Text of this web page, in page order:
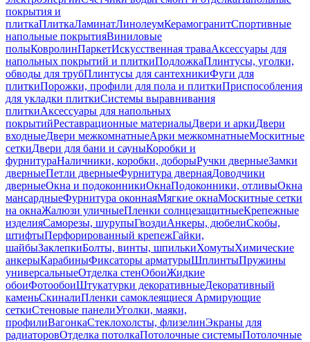
покрытия и
плиткаПлиткаЛаминатЛинолеумКерамогранитСпортивные
напольные покрытияВиниловые
полыКовролинПаркетИскусственная траваАксессуары для
напольных покрытий и плиткиПодложкаПлинтусы, уголки,
обводы для трубПлинтусы для сантехникиФуги для
плиткиПорожки, профили для пола и плиткиПриспособления
для укладки плиткиСистемы выравнивания
плиткиАксессуары для напольных
покрытийРеставрационные материалыДвери и аркиДвери
входныеДвери межкомнатныеАрки межкомнатныеМоскитные
сеткиДвери для бани и сауныКоробки и
фурнитураНаличники, коробки, доборыРучки дверныеЗамки
дверныеПетли дверныеФурнитура двернаяДоводчики
дверныеОкна и подоконникиОкнаПодоконники, отливыОкна
мансардныеФурнитура оконнаяМягкие окнаМоскитные сетки
на окнаЖалюзи уличныеПленки солнцезащитныеКрепежные
изделияСаморезы, шурупыГвоздиАнкеры, дюбелиСкобы,
штифтыПерфорированный крепежГайки,
шайбыЗаклепкиБолты, винты, шпилькиХомутыХимические
анкерыКарабиныФиксаторы арматурыШплинтыПружины
универсальныеОтделка стенОбоиЖидкие
обоиФотообоиШтукатурки декоративныеДекоративный
каменьСкиналиПленки самоклеящиеся Армирующие
сеткиСтеновые панелиУголки, маяки,
профилиВагонкаСтеклохолсты, флизелинЭкраны для
радиаторовОтделка потолкаПотолочные системыПотолочные